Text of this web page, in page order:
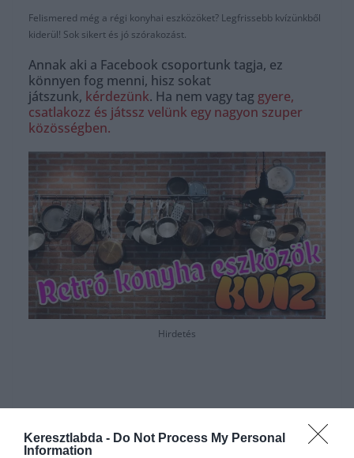
Keresztlabda - Do Not Process My Personal
Information
Felismered még a régi konyhai eszközöket? Legfrissebb kvízünkből
kiderül! Sok sikert és jó szórakozást.
Annak aki a Facebook csoportunk tagja, ez
könnyen fog menni, hisz sokat
játszunk, kérdezünk. Ha nem vagy tag gyere,
csatlakozz és játssz velünk egy nagyon szuper
közösségben.
Hirdetés